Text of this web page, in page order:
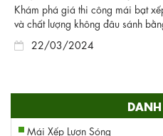
Khám phá giá thi công mái bạt
và chất lượng không đâu sánh
22/03/2024
Mái Xếp Lượn Sóng